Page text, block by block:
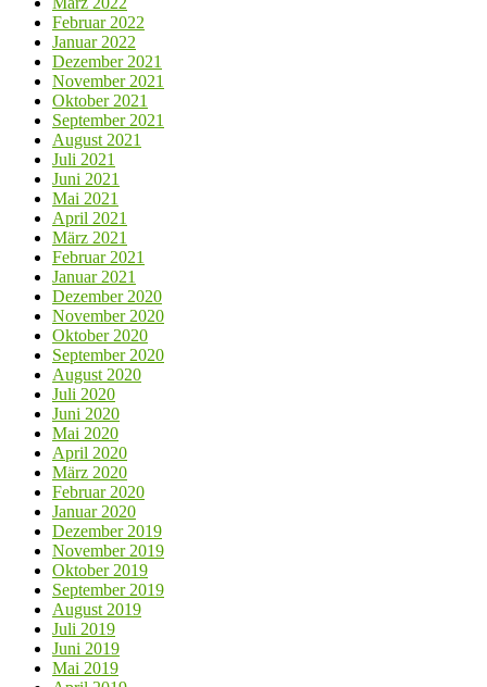
Februar 2022
Januar 2022
Dezember 2021
November 2021
Oktober 2021
September 2021
August 2021
Juli 2021
Juni 2021
Mai 2021
April 2021
März 2021
Februar 2021
Januar 2021
Dezember 2020
November 2020
Oktober 2020
September 2020
August 2020
Juli 2020
Juni 2020
Mai 2020
April 2020
März 2020
Februar 2020
Januar 2020
Dezember 2019
November 2019
Oktober 2019
September 2019
August 2019
Juli 2019
Juni 2019
Mai 2019